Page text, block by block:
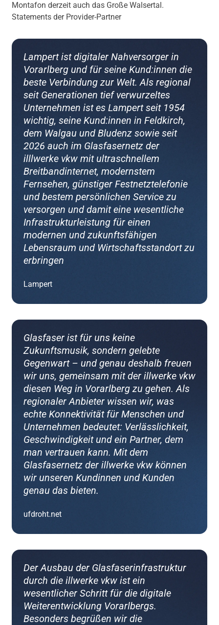
Montafon derzeit auch das Große Walsertal.
Statements der Provider-Partner
Lampert ist digitaler Nahversorger in
Vorarlberg und für seine Kund:innen die
beste Verbindung zur Welt. Als regional
seit Generationen tief verwurzeltes
Unternehmen ist es Lampert seit 1954
wichtig, seine Kund:innen in Feldkirch,
dem Walgau und Bludenz sowie seit
2026 auch im Glasfasernetz der
illlwerke vkw mit ultraschnellem
Breitbandinternet, modernstem
Fernsehen, günstiger Festnetztelefonie
und bestem persönlichen Service zu
versorgen und damit eine wesentliche
Infrastrukturleistung für einen
modernen und zukunftsfähigen
Lebensraum und Wirtschaftsstandort zu
erbringen
Lampert
Glasfaser ist für uns keine
Zukunftsmusik, sondern gelebte
Gegenwart – und genau deshalb freuen
wir uns, gemeinsam mit der illwerke vkw
diesen Weg in Vorarlberg zu gehen. Als
regionaler Anbieter wissen wir, was
echte Konnektivität für Menschen und
Unternehmen bedeutet: Verlässlichkeit,
Geschwindigkeit und ein Partner, dem
man vertrauen kann. Mit dem
Glasfasernetz der illwerke vkw können
wir unseren Kundinnen und Kunden
genau das bieten.
ufdroht.net
Der Ausbau der Glasfaserinfrastruktur
durch die illwerke vkw ist ein
wesentlicher Schritt für die digitale
Weiterentwicklung Vorarlbergs.
Besonders begrüßen wir die